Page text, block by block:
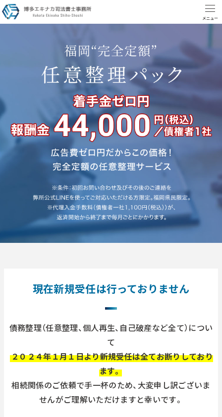
現在新規受任は行っておりません
債務整理（任意整理、個人再生、自己破産など全て）につい
て
２０２４年１月１日より新規受任は全てお断りしており
ます。
相続関係のご依頼で手一杯のため、大変申し訳ございま
せんがご理解いただけますと幸いです。